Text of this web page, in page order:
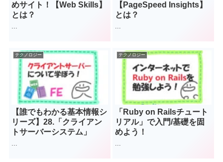
めサイト！【Web Skills】
とは？
...
【PageSpeed Insights】
とは？
...
テクノロジー
【誰でもわかる基本情報シ
リーズ】28.「クライアン
トサーバーシステム」
テクノロジー
「Ruby on Railsチュート
リアル」で入門/基礎を固
めよう！